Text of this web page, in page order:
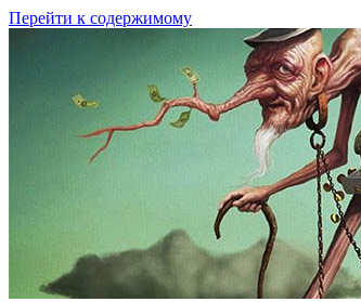
Перейти к содержимому